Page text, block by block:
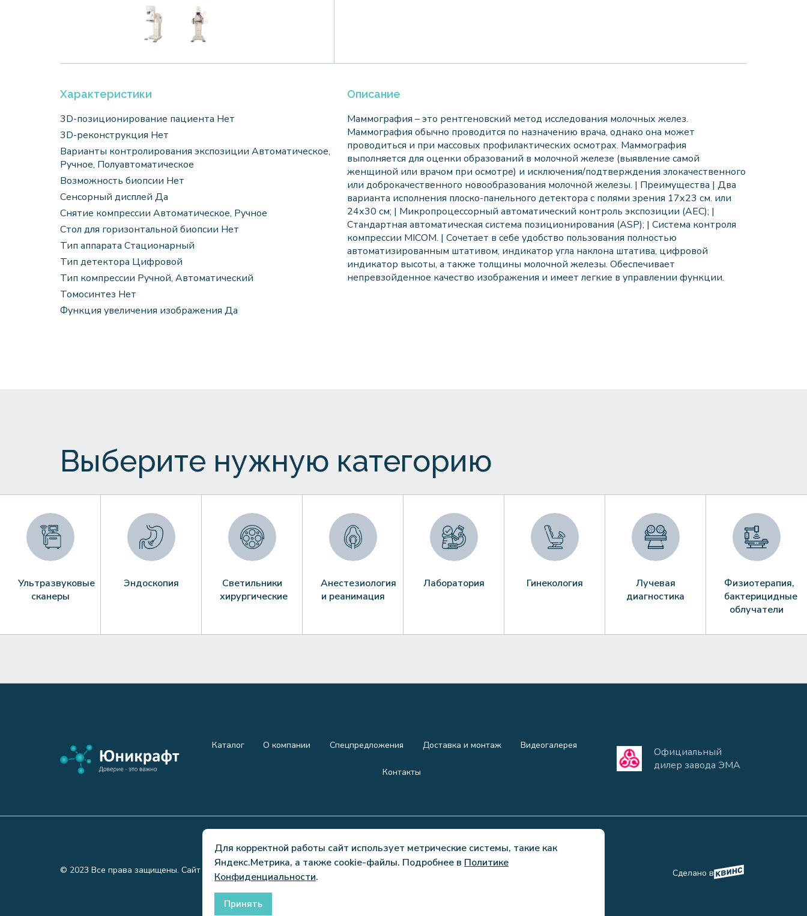
Характеристики
3D-позиционирование пациента Нет
3D-реконструкция Нет
Варианты контролирования экспозиции Автоматическое,
Ручное, Полуавтоматическое
Возможность биопсии Нет
Сенсорный дисплей Да
Снятие компрессии Автоматическое, Ручное
Стол для горизонтальной биопсии Нет
Тип аппарата Стационарный
Тип детектора Цифровой
Тип компрессии Ручной, Автоматический
Томосинтез Нет
Функция увеличения изображения Да
Описание
Маммография – это рентгеновский метод исследования молочных желез.
Маммография обычно проводится по назначению врача, однако она может
проводиться и при массовых профилактических осмотрах. Маммография
выполняется для оценки образований в молочной железе (выявление самой
женщиной или врачом при осмотре) и исключения/подтверждения злокачественного
или доброкачественного новообразования молочной железы. | Преимущества | Два
варианта исполнения плоско-панельного детектора c полями зрения 17х23 см. или
24х30 см; | Микропроцессорный автоматический контроль экспозиции (АЕС); |
Стандартная автоматическая система позиционирования (ASP); | Система контроля
компрессии MICOM. | Сочетает в себе удобство пользования полностью
автоматизированным штативом, индикатор угла наклона штатива, цифровой
индикатор высоты, а также толщины молочной железы. Обеспечивает
непревзойденное качество изображения и имеет легкие в управлении функции.
Выберите нужную категорию
Ультразвуковые
сканеры
Эндоскопия
Светильники
хирургические
Анестезиология
и реанимация
Лаборатория Гинекология
Лучевая
диагностика
Физиотерапия,
бактерицидные
облучатели
Каталог О компании Спецпредложения Доставка и монтаж Видеогалерея
Контакты
Официальный
дилер завода ЭМА
© 2023 Все права защищены. Сайт не является публичной офертой. Политика конфиденциальности Сделано в
Для корректной работы сайт использует метрические системы, такие как
Яндекс.Метрика, а также cookie-файлы. Подробнее в Политике
Конфиденциальности.
Принять